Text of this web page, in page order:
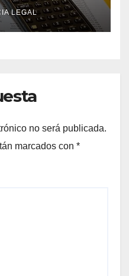
LEGAL
no será publicada.
marcados con *